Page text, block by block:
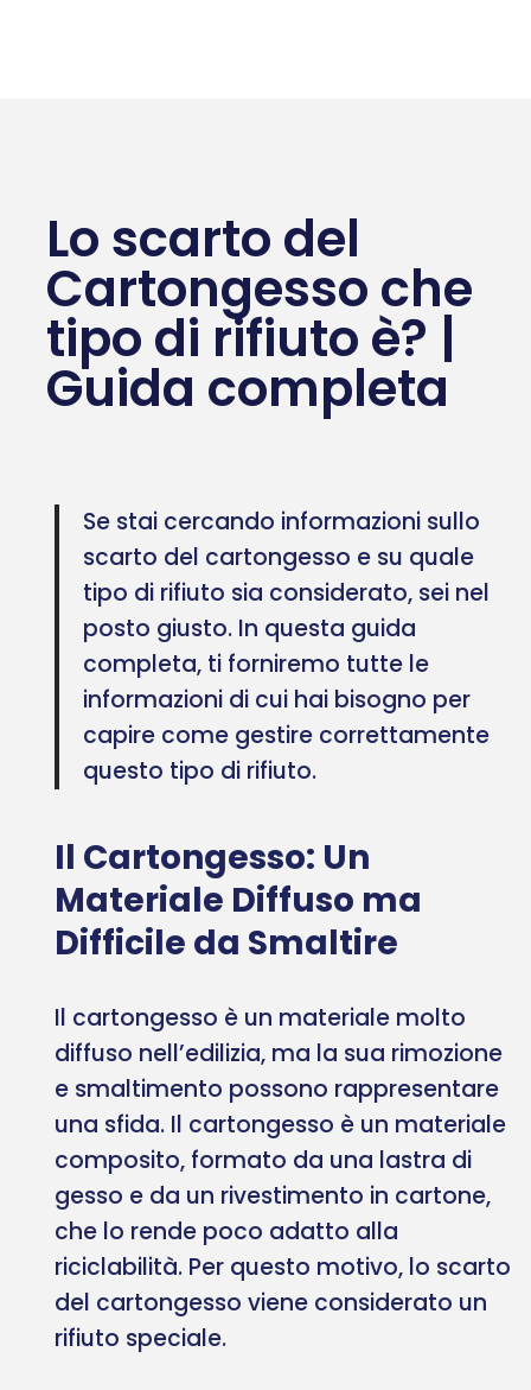
Lo scarto del
Cartongesso che
tipo di rifiuto è? |
Guida completa
Se stai cercando informazioni sullo
scarto del cartongesso e su quale
tipo di rifiuto sia considerato, sei nel
posto giusto. In questa guida
completa, ti forniremo tutte le
informazioni di cui hai bisogno per
capire come gestire correttamente
questo tipo di rifiuto.
Il Cartongesso: Un
Materiale Diffuso ma
Difficile da Smaltire
Il cartongesso è un materiale molto
diffuso nell’edilizia, ma la sua rimozione
e smaltimento possono rappresentare
una sfida. Il cartongesso è un materiale
composito, formato da una lastra di
gesso e da un rivestimento in cartone,
che lo rende poco adatto alla
riciclabilità. Per questo motivo, lo scarto
del cartongesso viene considerato un
rifiuto speciale.